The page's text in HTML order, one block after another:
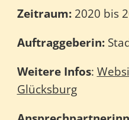
Zeitraum: 2020 bis
Auftraggeberin:
Weitere Infos:
Glücksburg